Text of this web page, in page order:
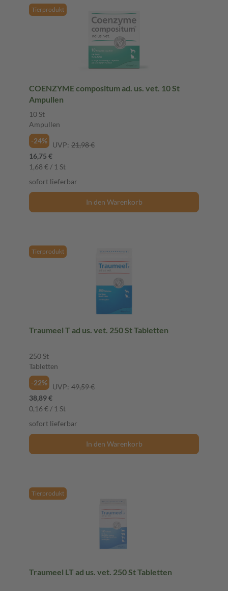
Tierprodukt
COENZYME compositum ad. us. vet. 10 St
Ampullen
10 St
Ampullen
-24%
UVP: 21,98 €
16,75 €
1,68 € / 1 St
sofort lieferbar
In den Warenkorb
Tierprodukt
Traumeel T ad us. vet. 250 St Tabletten
250 St
Tabletten
-22%
UVP: 49,59 €
38,89 €
0,16 € / 1 St
sofort lieferbar
In den Warenkorb
Tierprodukt
Traumeel LT ad us. vet. 250 St Tabletten